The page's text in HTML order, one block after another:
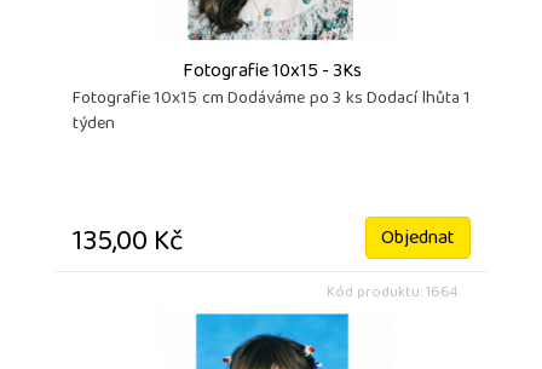
Fotografie 10x15 - 3Ks
Fotografie 10x15 cm Dodáváme po 3 ks Dodací lhůta 1
týden
135,00 Kč Objednat
Kód produktu: 1664